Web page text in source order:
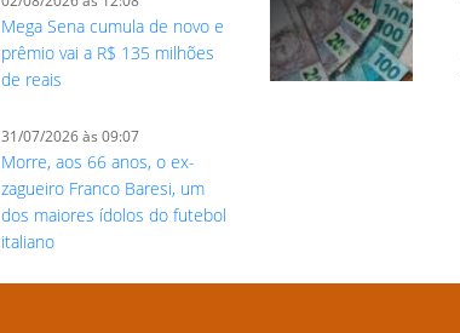
Mega Sena cumula de novo e
prêmio vai a R$ 135 milhões
de reais
31/07/2026 às 09:07
Morre, aos 66 anos, o ex-
zagueiro Franco Baresi, um
dos maiores ídolos do futebol
italiano